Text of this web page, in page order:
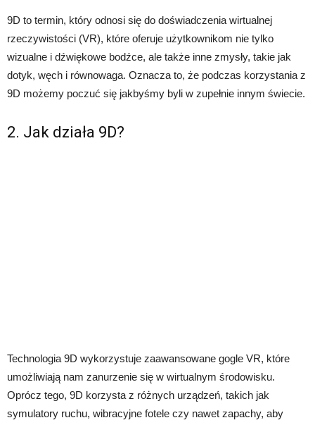
9D to termin, który odnosi się do doświadczenia wirtualnej
rzeczywistości (VR), które oferuje użytkownikom nie tylko
wizualne i dźwiękowe bodźce, ale także inne zmysły, takie jak
dotyk, węch i równowaga. Oznacza to, że podczas korzystania z
9D możemy poczuć się jakbyśmy byli w zupełnie innym świecie.
2. Jak działa 9D?
Technologia 9D wykorzystuje zaawansowane gogle VR, które
umożliwiają nam zanurzenie się w wirtualnym środowisku.
Oprócz tego, 9D korzysta z różnych urządzeń, takich jak
symulatory ruchu, wibracyjne fotele czy nawet zapachy, aby